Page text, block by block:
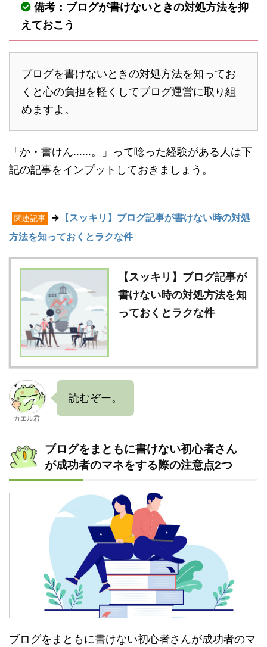
備考：ブログが書けないときの対処方法を抑
えておこう
ブログを書けないときの対処方法を知ってお
くと心の負担を軽くしてブログ運営に取り組
めますよ。
「か・書けん……。」って唸った経験がある人は下
記の記事をインプットしておきましょう。
関連記事 → 【スッキリ】ブログ記事が書けない時の対処
方法を知っておくとラクな件
【スッキリ】ブログ記事が
書けない時の対処方法を知
っておくとラクな件
カエル君
読むぞー。
ブログをまともに書けない初心者さん
が成功者のマネをする際の注意点2つ
ブログをまともに書けない初心者さんが成功者のマ